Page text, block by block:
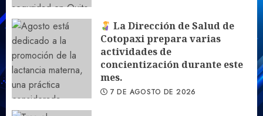
La Dirección de Salud de
Cotopaxi prepara varias
actividades de
concientización durante este
mes.
7 DE AGOSTO DE 2026